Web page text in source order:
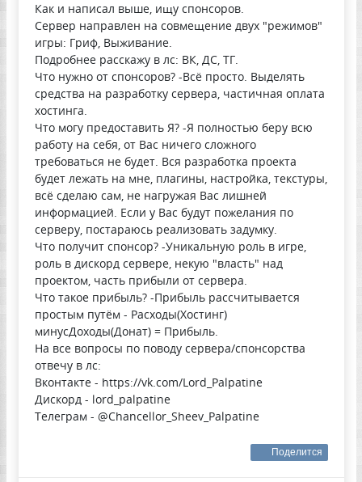
Как и написал выше, ищу спонсоров.
Сервер направлен на совмещение двух "режимов"
игры: Гриф, Выживание.
Подробнее расскажу в лс: ВК, ДС, ТГ.
Что нужно от спонсоров? -Всё просто. Выделять
средства на разработку сервера, частичная оплата
хостинга.
Что могу предоставить Я? -Я полностью беру всю
работу на себя, от Вас ничего сложного
требоваться не будет. Вся разработка проекта
будет лежать на мне, плагины, настройка, текстуры,
всё сделаю сам, не нагружая Вас лишней
информацией. Если у Вас будут пожелания по
серверу, постараюсь реализовать задумку.
Что получит спонсор? -Уникальную роль в игре,
роль в дискорд сервере, некую "власть" над
проектом, часть прибыли от сервера.
Что такое прибыль? -Прибыль рассчитывается
простым путём - Расходы(Хостинг)
минусДоходы(Донат) = Прибыль.
На все вопросы по поводу сервера/спонсорства
отвечу в лс:
Вконтакте - https://vk.com/Lord_Palpatine
Дискорд - lord_palpatine
Телеграм - @Chancellor_Sheev_Palpatine
Поделится